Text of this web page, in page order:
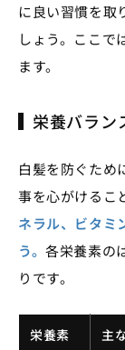
に良い習慣を取
しょう。ここで
ます。
栄養バラン
白髪を防ぐため
事を心がけるこ
ネラル、ビタミ
う。各栄養素の
りです。
栄養素 主